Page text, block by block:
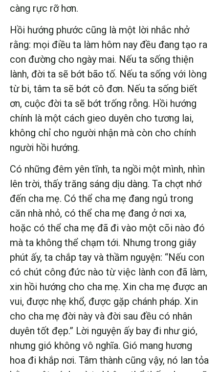
càng rực rỡ hơn.
Hồi hướng phước cũng là một lời nhắc nhở
rằng: mọi điều ta làm hôm nay đều đang tạo ra
con đường cho ngày mai. Nếu ta sống thiện
lành, đời ta sẽ bớt bão tố. Nếu ta sống với lòng
từ bi, tâm ta sẽ bớt cô đơn. Nếu ta sống biết
ơn, cuộc đời ta sẽ bớt trống rỗng. Hồi hướng
chính là một cách gieo duyên cho tương lai,
không chỉ cho người nhận mà còn cho chính
người hồi hướng.
Có những đêm yên tĩnh, ta ngồi một mình, nhìn
lên trời, thấy trăng sáng dịu dàng. Ta chợt nhớ
đến cha mẹ. Có thể cha mẹ đang ngủ trong
căn nhà nhỏ, có thể cha mẹ đang ở nơi xa,
hoặc có thể cha mẹ đã đi vào một cõi nào đó
mà ta không thể chạm tới. Nhưng trong giây
phút ấy, ta chắp tay và thầm nguyện: “Nếu con
có chút công đức nào từ việc lành con đã làm,
xin hồi hướng cho cha mẹ. Xin cha mẹ được an
vui, được nhẹ khổ, được gặp chánh pháp. Xin
cho cha mẹ đời này và đời sau đều có nhân
duyên tốt đẹp.” Lời nguyện ấy bay đi như gió,
nhưng gió không vô nghĩa. Gió mang hương
hoa đi khắp nơi. Tâm thành cũng vậy, nó lan tỏa